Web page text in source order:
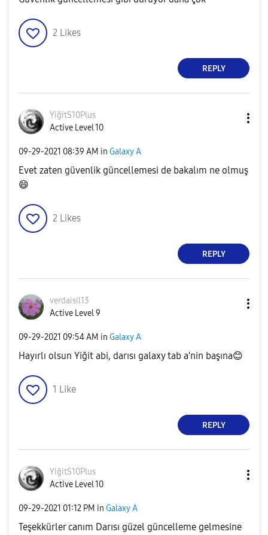
2 Likes
REPLY
YiğitS10Plus
Active Level 10
‎09-29-2021 08:39 AM in Galaxy A
Evet zaten güvenlik güncellemesi de bakalım ne olmuş
😄
2 Likes
REPLY
verdaisil13
Active Level 9
‎09-29-2021 09:54 AM in Galaxy A
Hayırlı olsun Yiğit abi, darısı galaxy tab a'nin başına😊
1 Like
REPLY
YiğitS10Plus
Active Level 10
‎09-29-2021 01:12 PM in Galaxy A
Teşekkürler canım Darısı güzel güncelleme gelmesine